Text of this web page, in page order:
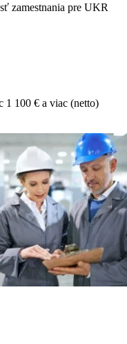
zamestnania pre UKR
1 100 € a viac (netto)